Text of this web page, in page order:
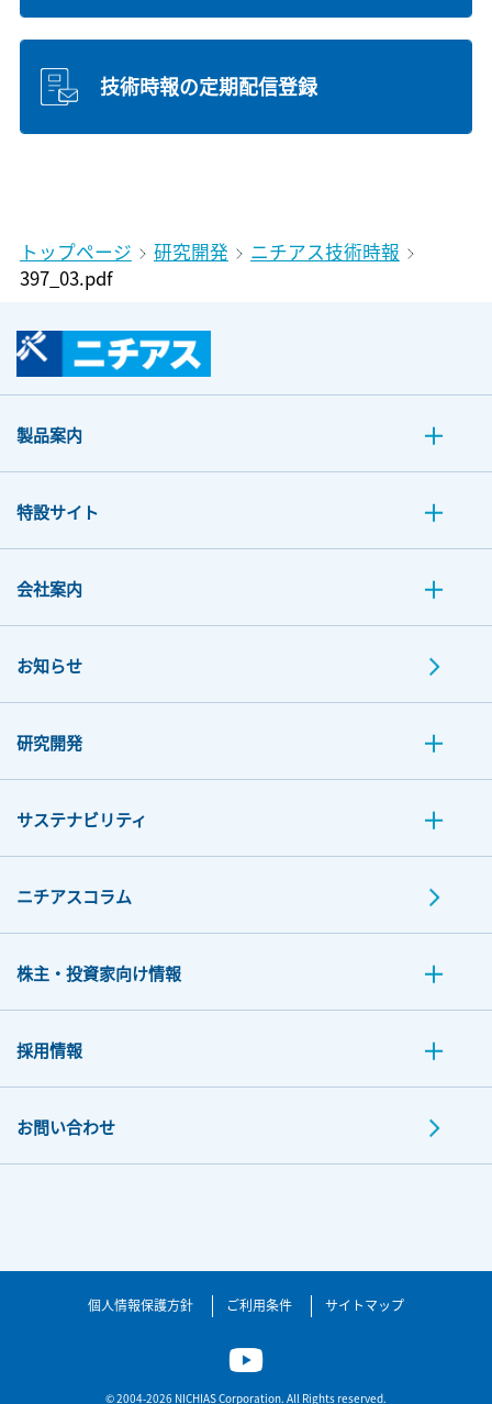
技術時報の定期配信登録
トップページ 研究開発
ニチアス技術時報
397_03.pdf
製品案内
特設サイト
会社案内
お知らせ
研究開発
サステナビリティ
ニチアスコラム
株主・投資家向け情報
採用情報
お問い合わせ
個人情報保護方針 ご利用条件 サイトマップ
© 2004-2026 NICHIAS Corporation. All Rights reserved.